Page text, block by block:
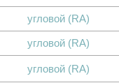
угловой (RA)
угловой (RA)
угловой (RA)